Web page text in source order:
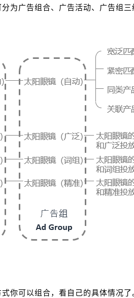
为广告组合、广告活动、广告组
你可以组合，看自己的具体情况了